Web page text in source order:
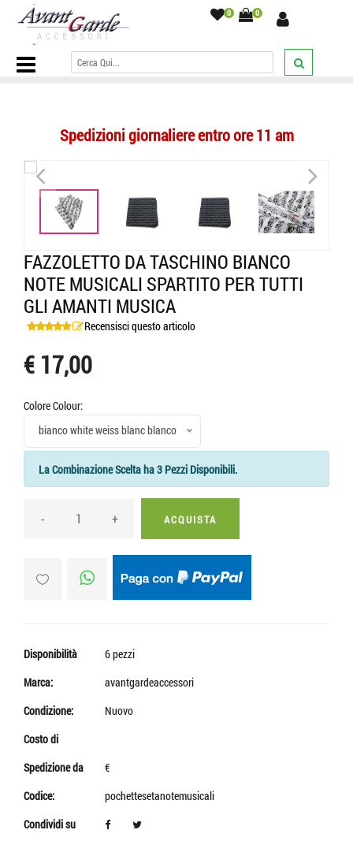
0 0
Home Page/POCHETTE UOMO/fantasia/Fazzoletto da taschino
bianco note musicali spartito per tutti gli amanti musica
Spedizioni giornaliere entro ore 11 am
< >
FAZZOLETTO DA TASCHINO BIANCO
NOTE MUSICALI SPARTITO PER TUTTI
GLI AMANTI MUSICA
Recensisci questo articolo
€ 17,00
Colore Colour:
bianco white weiss blanc blanco
La Combinazione Scelta ha 3 Pezzi Disponibili.
- + ACQUISTA
Disponibilità
6 pezzi
Marca:
avantgardeaccessori
Condizione:
Nuovo
Costo di
Spedizione da
€
Codice:
pochettesetanotemusicali
Condividi su